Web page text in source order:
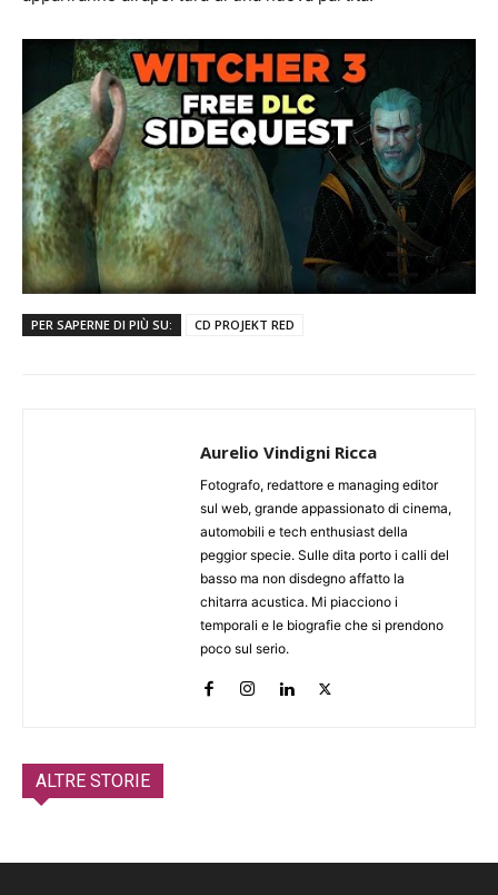
PER SAPERNE DI PIÙ SU: CD PROJEKT RED
Aurelio Vindigni Ricca
Fotografo, redattore e managing editor
sul web, grande appassionato di cinema,
automobili e tech enthusiast della
peggior specie. Sulle dita porto i calli del
basso ma non disdegno affatto la
chitarra acustica. Mi piacciono i
temporali e le biografie che si prendono
poco sul serio.
ALTRE STORIE